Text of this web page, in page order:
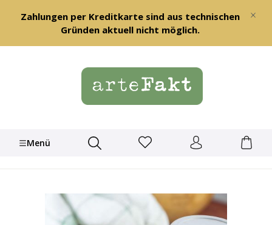
springen
Zahlungen per Kreditkarte sind aus technischen
Gründen aktuell nicht möglich.
Menü
Bildergalerie überspringen